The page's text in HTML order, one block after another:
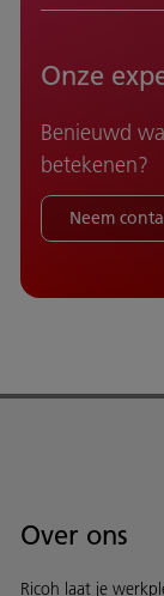
Onze
Benieuwd
betekenen?
Neem
Over ons
Ricoh laat je